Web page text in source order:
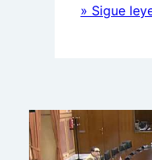
» Sigue